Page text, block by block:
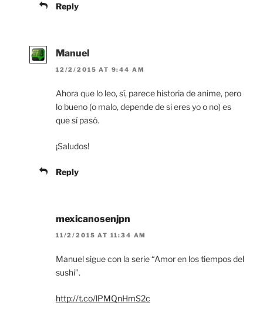
Reply
Manuel
12/2/2015 AT 9:44 AM
Ahora que lo leo, sí, parece historia de anime, pero
lo bueno (o malo, depende de si eres yo o no) es
que sí pasó.
¡Saludos!
Reply
mexicanosenjpn
11/2/2015 AT 11:34 AM
Manuel sigue con la serie “Amor en los tiempos del
sushi”.
http://t.co/lPMQnHmS2c